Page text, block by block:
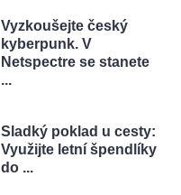
Vyzkoušejte český
kyberpunk. V
Netspectre se stanete
...
Sladký poklad u cesty:
Využijte letní špendlíky
do ...